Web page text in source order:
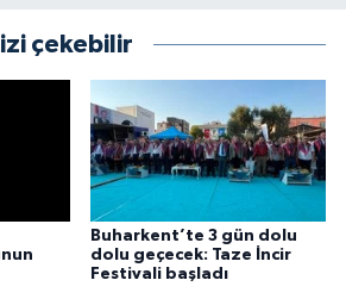
çekebilir
Buharkent’te 3 gün dolu
dolu geçecek: Taze İncir
Festivali başladı